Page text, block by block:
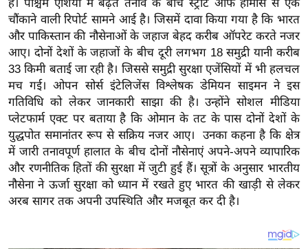
ष
ज्ञ
रा
य
ब
ज
ट
खे
ल
क्रि
के
है। पश्चिम एशिया में बढ़ते तनाव के बीच स्ट्रीट ऑफ हॉर्मोस से एक
चौंकाने वाली रिपोर्ट सामने आई है। जिसमें दावा किया गया है कि भारत
और पाकिस्तान की नौसेनाओं के जहाज बेहद करीब ऑपरेट करते नजर
आए। दोनों देशों के जहाजों के बीच दूरी लगभग 18 समुद्री यानी करीब
33 किमी बताई जा रही है। जिससे समुद्री सुरक्षा एजेंसियों में भी हलचल
मच गई। ओपन सोर्स इंटेलिजेंस विश्लेषक डेमियन साइमन ने इस
गतिविधि को लेकर जानकारी साझा की है। उन्होंने सोशल मीडिया
प्लेटफार्म एक्ट पर बताया है कि ओमान के तट के पास दोनों देशों के
युद्धपोत समानांतर रूप से सक्रिय नजर आए। उनका कहना है कि क्षेत्र
में जारी तनावपूर्ण हालात के बीच दोनों नौसेनाएं अपने-अपने व्यापारिक
और रणनीतिक हितों की सुरक्षा में जुटी हुई हैं। सूत्रों के अनुसार भारतीय
नौसेना ने ऊर्जा सुरक्षा को ध्यान में रखते हुए भारत की खाड़ी से लेकर
अरब सागर तक अपनी उपस्थिति और मजबूत कर दी है।